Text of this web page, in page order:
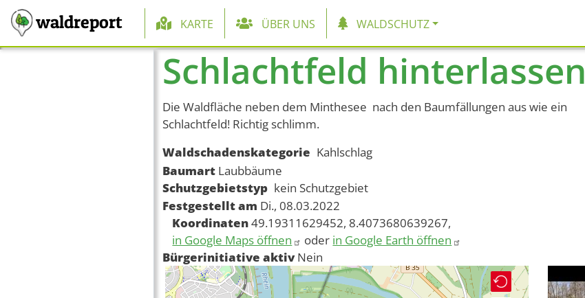
waldreport Hauptnavigation
KARTE ÜBER UNS WALDSCHUTZ
Schlachtfeld hinterlassen
Die Waldfläche neben dem Minthesee nach den Baumfällungen aus wie ein
Schlachtfeld! Richtig schlimm.
Waldschadenskategorie Kahlschlag
Baumart Laubbäume
Schutzgebietstyp kein Schutzgebiet
Festgestellt am Di., 08.03.2022
Koordinaten49.19311629452, 8.4073680639267,
in Google Maps öffnen
oder in Google Earth öffnen
Bürgerinitiative aktiv Nein